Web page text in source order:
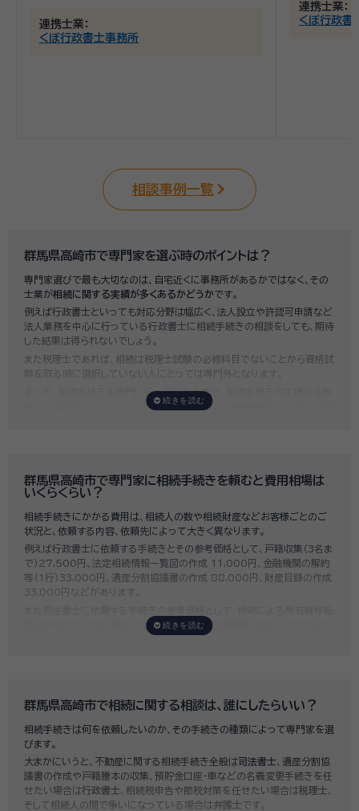
連携士業：
くぼ行政書士事務所
連携士業：
くぼ行政書
相談事例一覧
群馬県高崎市で専門家を選ぶ時のポイントは？
専門家選びで最も大切なのは、自宅近くに事務所があるかではなく、その
士業が相続に関する実績が多くあるかどうかです。
例えば行政書士といっても対応分野は幅広く、法人設立や許認可申請など
法人業務を中心に行っている行政書士に相続手続きの相談をしても、期待
した結果は得られないでしょう。
また税理士であれば、相続は税理士試験の必修科目でないことから資格試
験を取る時に選択していない人にとっては専門外となります。
よって、相続手続きを専門に行っている士業や、相続手続きの実績が多数
ある士業を選ぶことが、スムーズで間違いのない相続手続きのために非常
群馬県高崎市で専門家に相続手続きを頼むと費用相場は
いくらくらい？
相続手続きにかかる費用は、相続人の数や相続財産などお客様ごとのご
状況と、依頼する内容、依頼先によって大きく異なります。
例えば行政書士に依頼する手続きとその参考価格として、戸籍収集（3名ま
で）27,500円、法定相続情報一覧図の作成 11,000円、金融機関の解約
等（1行）33,000円、遺産分割協議書の作成 88,000円、財産目録の作成
33,000円などがあります。
登記手続きで「土地1筆及び建物1棟（固定資産評価額の合計1,000万円）
せると100万円近くかそれ以上費用がかかってしまう場合もあるなど、非
いい相続では、お客様ごとに必要な相続手続きを明らかにし、無料で見積
もり をお出ししております。予算に合わせてご自身で対応できないものの
み依頼することも可能ですので、まずはお気軽にご相談ください。
群馬県高崎市で相続に関する相談は、誰にしたらいい？
相続手続きは何を依頼したいのか、その手続きの種類によって専門家を選
びます。
大まかにいうと、不動産に関する相続手続き全般は司法書士 、遺産分割協
議書の作成や戸籍謄本の収集、預貯金口座・車などの名義変更手続きを任
せたい場合は行政書士 、相続税申告や節税対策を任せたい場合は税理士
そして相続人の間で争いになっている場合は弁護士です。